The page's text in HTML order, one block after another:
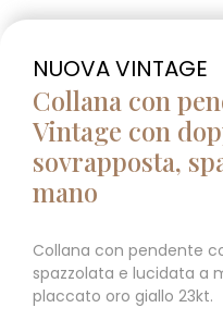
NUOVA VINTAGE
Collana con
Vintage con
sovrapposta,
mano
Collana con pendente
spazzolata e lucidata a
placcato oro giallo 23kt.